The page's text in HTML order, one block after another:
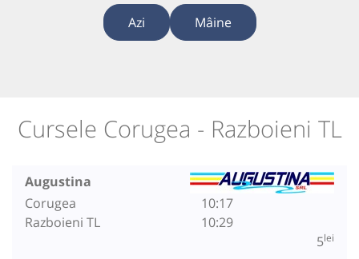
Azi Mâine
Cursele Corugea - Razboieni TL
Augustina
Corugea
Razboieni TL
10:17
10:29
5lei